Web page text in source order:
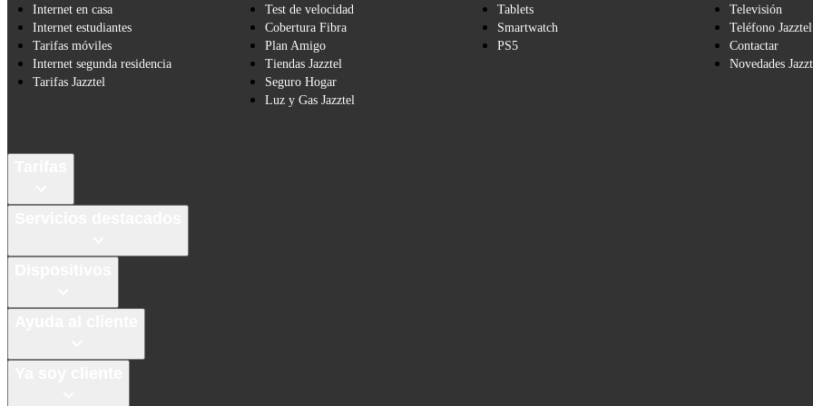
Internet en casa
Internet estudiantes
Tarifas móviles
Internet segunda residencia
Tarifas Jazztel
Test de velocidad
Cobertura Fibra
Plan Amigo
Tiendas Jazztel
Seguro Hogar
Luz y Gas Jazztel
Tablets
Smartwatch
PS5
Televisión
Teléfono Jazztel
Contactar
Novedades